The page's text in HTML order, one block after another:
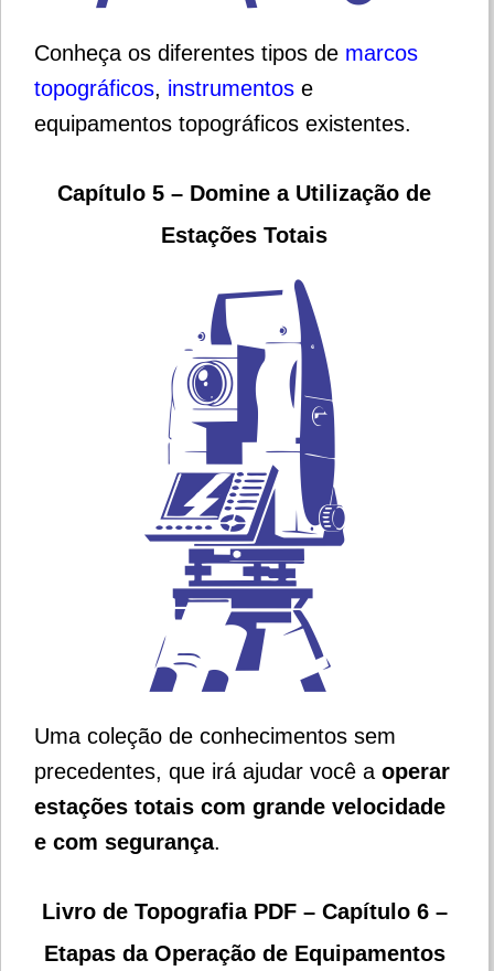
Conheça os diferentes tipos de marcos
topográficos, instrumentos e
equipamentos topográficos existentes.
Capítulo 5 – Domine a Utilização de
Estações Totais
Uma coleção de conhecimentos sem
precedentes, que irá ajudar você a operar
estações totais com grande velocidade
e com segurança.
Livro de Topografia PDF – Capítulo 6 –
Etapas da Operação de Equipamentos